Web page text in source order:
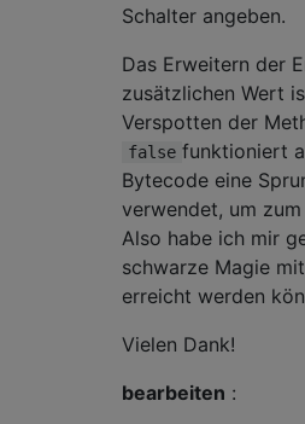
Schalter angeben.
Das Erweitern der
zusätzlichen Wert
Verspotten der
false funktioniert
Bytecode eine
verwendet, um
Also habe ich mir
schwarze Magie
erreicht werden
Vielen Dank!
bearbeiten :